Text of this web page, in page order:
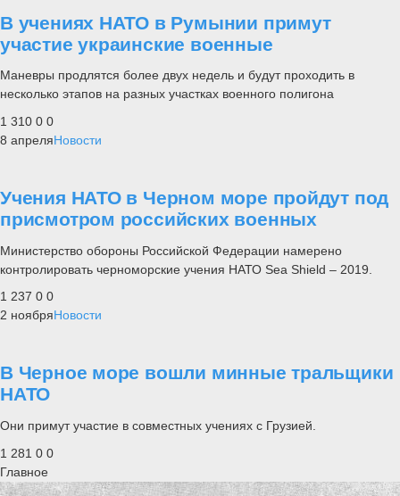
В учениях НАТО в Румынии примут
участие украинские военные
Маневры продлятся более двух недель и будут проходить в
несколько этапов на разных участках военного полигона
1 310 0 0
8 апреляНовости
Учения НАТО в Черном море пройдут под
присмотром российских военных
Министерство обороны Российской Федерации намерено
контролировать черноморские учения НАТО Sea Shield – 2019.
1 237 0 0
2 ноябряНовости
В Черное море вошли минные тральщики
НАТО
Они примут участие в совместных учениях с Грузией.
1 281 0 0
Главное